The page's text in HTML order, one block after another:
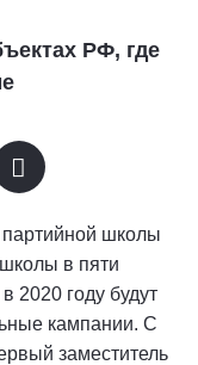
РФ, где
школы
в пяти
2020 году будут
кампании. С
заместитель